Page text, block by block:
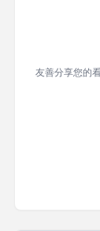
友善分享您的看